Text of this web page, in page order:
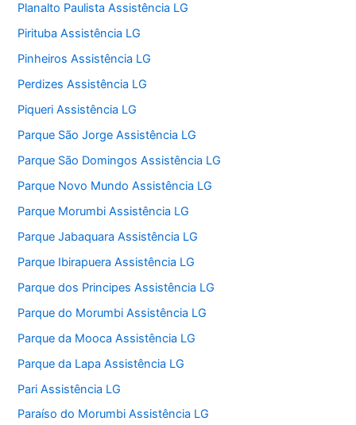
Planalto Paulista Assistência LG
Pirituba Assistência LG
Pinheiros Assistência LG
Perdizes Assistência LG
Piqueri Assistência LG
Parque São Jorge Assistência LG
Parque São Domingos Assistência LG
Parque Novo Mundo Assistência LG
Parque Morumbi Assistência LG
Parque Jabaquara Assistência LG
Parque Ibirapuera Assistência LG
Parque dos Principes Assistência LG
Parque do Morumbi Assistência LG
Parque da Mooca Assistência LG
Parque da Lapa Assistência LG
Pari Assistência LG
Paraíso do Morumbi Assistência LG